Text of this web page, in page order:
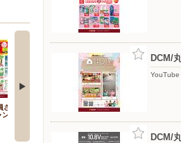
さま限定】特別
ペーン
8月のDCMブランド イチオシ商品
DCM/
YouTube
DCM/